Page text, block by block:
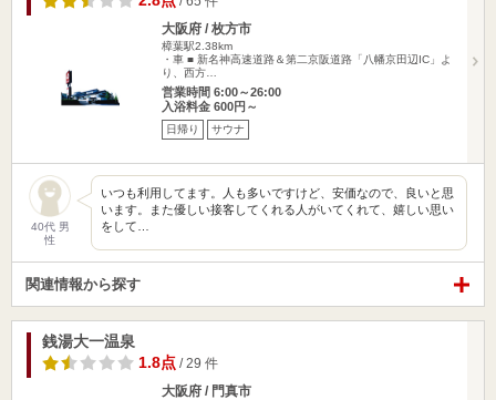
大阪府 / 枚方市
樟葉駅2.38km
・車 ■ 新名神高速道路＆第二京阪道路「八幡京田辺IC」よ
り、西方…
営業時間 6:00～26:00
入浴料金 600円～
日帰り サウナ
40代 男
性
いつも利用してます。人も多いですけど、安価なので、良いと思
います。また優しい接客してくれる人がいてくれて、嬉しい思い
をして…
関連情報から探す
銭湯大一温泉
1.8点 / 29 件
大阪府 / 門真市